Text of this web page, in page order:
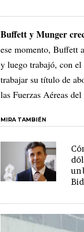
Buffett y Munger
ese momento, Buffett
y luego trabajó, con
trabajar su título de
las Fuerzas Aéreas
MIRA TAMBIÉN
un